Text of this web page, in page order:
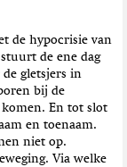
de hypocrisie van
de ene dag
gletsjers in
bij de
En tot slot
en toenaam.
niet op.
Via welke